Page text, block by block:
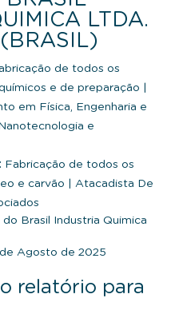
LTDA.
de todos os
e de preparação
em Física, Engenharia e
e
Fabricação de todos os
e carvão
Atacadista De
do Brasil Industria Quimica
de Agosto de 2025
relatório para